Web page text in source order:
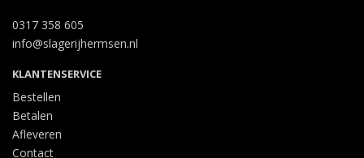
0317 358 605
info@slagerijhermsen.nl
KLANTENSERVICE
Bestellen
Betalen
Afleveren
Contact